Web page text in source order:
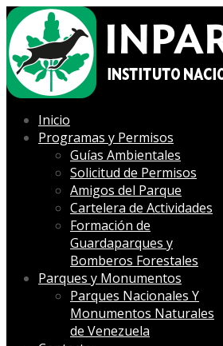
Inicio
Programas y Permisos
Guías Ambientales
Solicitud de Permisos
Amigos del Parque
Cartelera de Actividades
Formación de
Guardaparques y
Bomberos Forestales
Parques y Monumentos
Parques Nacionales Y
Monumentos Naturales
de Venezuela